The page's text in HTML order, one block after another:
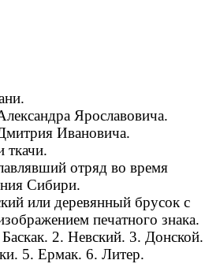
Ярославовича.
Ивановича.
ткачи.
отряд во время
Сибири.
или деревянный брусок с
печатного знака.
2. Невский. 3. Донской.
5. Ермак. 6. Литер.